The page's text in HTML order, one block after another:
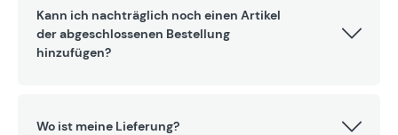
Kann ich nachträglich noch einen Artikel
der abgeschlossenen Bestellung
hinzufügen?
Wo ist meine Lieferung?